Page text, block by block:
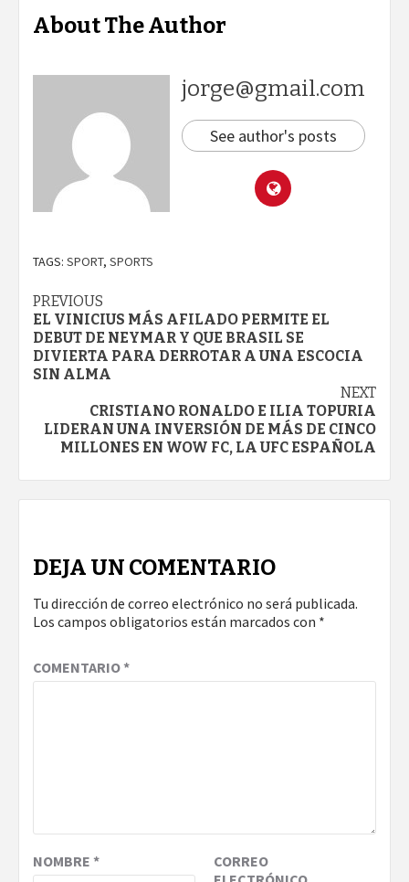
About The Author
jorge@gmail.com
See author's posts
TAGS: SPORT, SPORTS
Continue
Reading
PREVIOUS
EL VINICIUS MÁS AFILADO PERMITE EL
DEBUT DE NEYMAR Y QUE BRASIL SE
DIVIERTA PARA DERROTAR A UNA ESCOCIA
SIN ALMA
NEXT
CRISTIANO RONALDO E ILIA TOPURIA
LIDERAN UNA INVERSIÓN DE MÁS DE CINCO
MILLONES EN WOW FC, LA UFC ESPAÑOLA
DEJA UN COMENTARIO
Tu dirección de correo electrónico no será publicada.
Los campos obligatorios están marcados con *
COMENTARIO*
NOMBRE *
CORREO